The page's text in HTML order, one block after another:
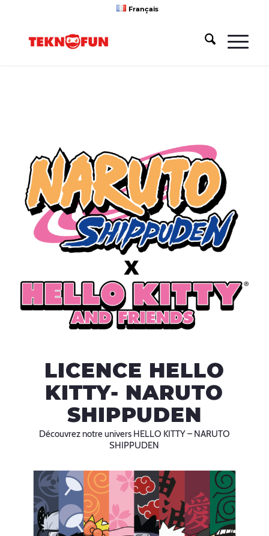
Français
LICENCE HELLO
KITTY- NARUTO
SHIPPUDEN
Découvrez notre univers HELLO KITTY – NARUTO
SHIPPUDEN